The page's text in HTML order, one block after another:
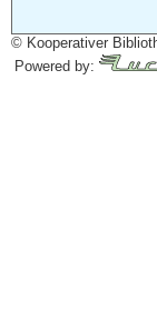
© Kooperativer
Powered by: